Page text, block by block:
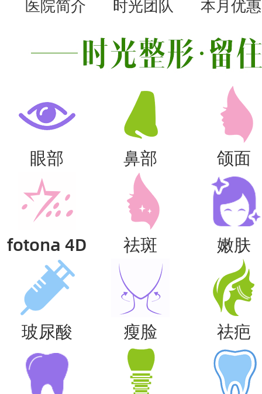
医院简介 时光团队 本月优惠
眼部 鼻部 颌面
fotona 4D 祛斑 嫩肤
玻尿酸 瘦脸 祛疤